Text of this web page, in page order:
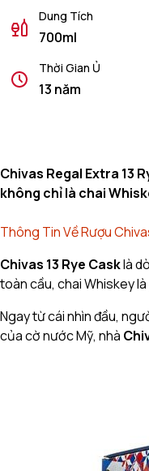
Dung Tích
700ml
Thời Gian Ủ
13 năm
Chivas Regal Extra 13
không chỉ là chai
Thông Tin Về Rượu
Chivas 13 Rye Casklà
toàn cầu, chai Whiskey
Ngay từ cái nhìn đầu,
của cờ nước Mỹ, nhà